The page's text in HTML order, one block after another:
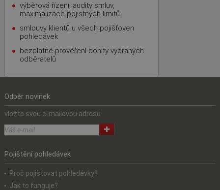
výběrová řízení, audity smluv,
maximalizace pojistných limitů
smlouvy klientů u všech pojišťoven
pohledávek
bezplatné prověření bonity vybraných
odběratelů
Odběr novinek
vložte svou e-mailovou adresu
Pojištění pohledávek
Proč pojišťovat pohledávky?
Jak to funguje?